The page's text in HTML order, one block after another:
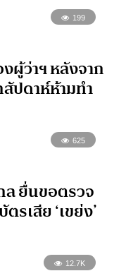
199
ผู้ว่าฯ หลังจาก
ปดาห์ห้ามทำ
625
ยื่นขอตรวจ
เสีย ‘เขย่ง’
12.7K